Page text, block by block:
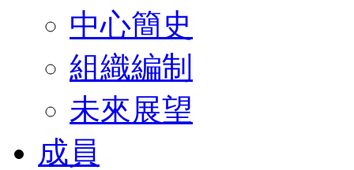
中心簡史
組織編制
未來展望
成員